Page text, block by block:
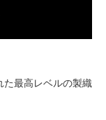
た最高レベルの製織